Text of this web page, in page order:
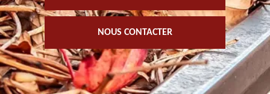
NOUS CONTACTER